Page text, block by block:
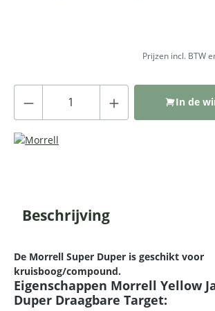
Prijzen incl. BTW
In de
Beschrijving
De Morrell Super Duper is geschikt voor
kruisboog/compound.
Eigenschappen Morrell Yellow
Duper Draagbare Target: